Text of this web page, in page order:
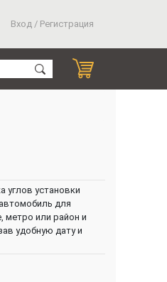
Вход / Регистрация
углов установки
для
метро или район и
удобную дату и